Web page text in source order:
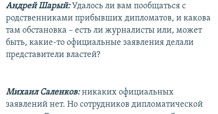
Андрей Шарый:Удалось ли вам пообщаться с
родственниками прибывших дипломатов, и какова
там обстановка – есть ли журналисты или, может
быть, какие-то официальные заявления делали
представители властей?
Михаил Саленков:никаких официальных
заявлений нет. Но сотрудников дипломатической